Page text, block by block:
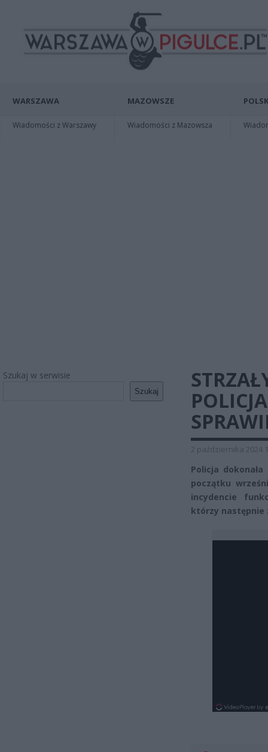
WARSZAWA
Wiadomości z Warszawy
MAZOWSZE
Wiadomości z Mazowsza
Szukaj w serwisie
Szukaj
2 października 2024
Policja
początku
incydencie
którzy następnie